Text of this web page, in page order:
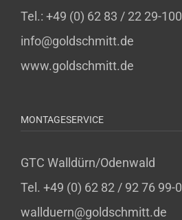
Tel.: +49 (0) 62 83 / 22 29-100
info@goldschmitt.de
www.goldschmitt.de
MONTAGESERVICE
GTC Walldürn/Odenwald
Tel. +49 (0) 62 82 / 92 76 99-0
wallduern@goldschmitt.de